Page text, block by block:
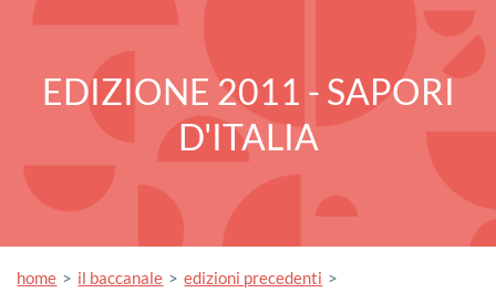
EDIZIONE 2011 - SAPORI
D'ITALIA
home il baccanale
edizioni precedenti